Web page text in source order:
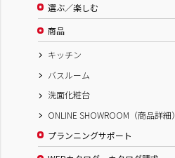
選ぶ／楽しむ
商品
キッチン
バスルーム
洗面化粧台
ONLINE SHOWROOM（商品詳細）
プランニングサポート